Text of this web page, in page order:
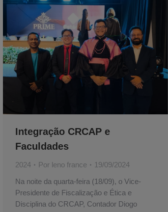
Integração CRCAP e
Faculdades
2024 Por leno france
19/09/2024
Na noite da quarta-feira (18/09), o Vice-
Presidente de Fiscalização e Ética e
Disciplina do CRCAP, Contador Diogo